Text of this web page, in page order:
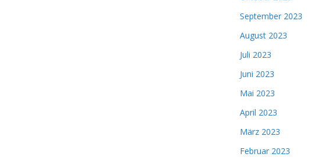
September 2023
August 2023
Juli 2023
Juni 2023
Mai 2023
April 2023
März 2023
Februar 2023